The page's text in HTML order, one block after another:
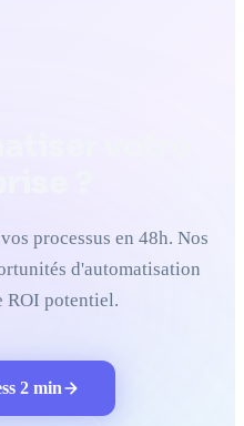
processus en 48h. Nos
d'automatisation
ROI potentiel.
2 min